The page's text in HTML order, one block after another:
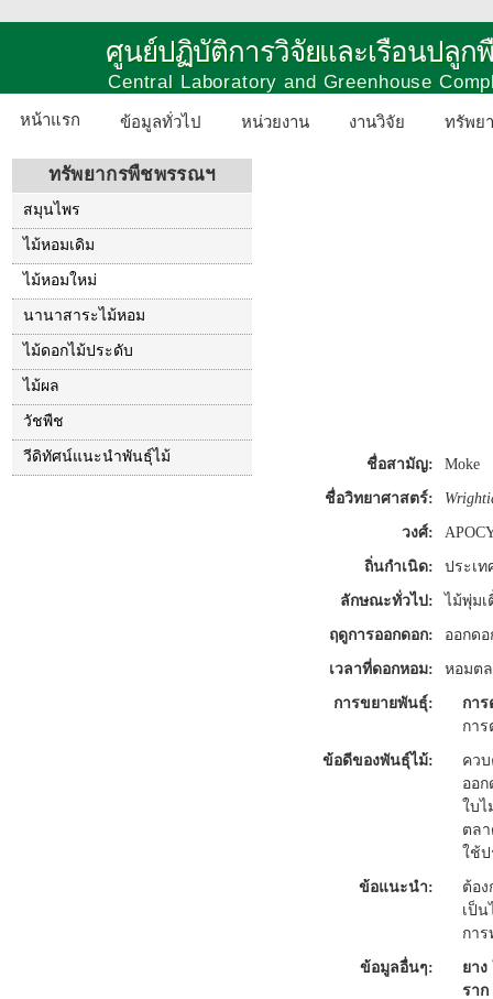
ศูนย์ปฏิบัติการวิจัยและเรือนปลูก
Central Laboratory and Greenhouse
หน้าแรก ข้อมูลทั่วไป หน่วยงาน งานวิจัย ทรัพย
ทรัพยากรพืชพรรณฯ
สมุนไพร
ไม้หอมเดิม
ไม้หอมใหม่
นานาสาระไม้หอม
ไม้ดอกไม้ประดับ
ไม้ผล
วัชพืช
วีดิทัศน์แนะนำพันธุ์ไม้ ชื่อสามัญ: Moke
ชื่อวิทยาศาสตร์:
วงศ์:
ถิ่นกำเนิด: ประเท
ลักษณะทั่วไป: ไม้พุ่ม
ฤดูการออกดอก: ออกด
เวลาที่ดอกหอม: หอมต
การขยายพันธุ์:
กา
กา
ข้อดีของพันธุ์ไม้:
คว
ออ
ใบไ
ตล
ใช้ป
ข้อแนะนำ:
ต้อ
เป็
กา
ข้อมูลอื่นๆ: ยาง
ราก